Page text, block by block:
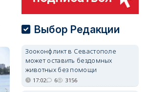
Выбор Редакции
Зооконфликт в Севастополе
может оставить бездомных
животных без помощи
17:02 6 3156